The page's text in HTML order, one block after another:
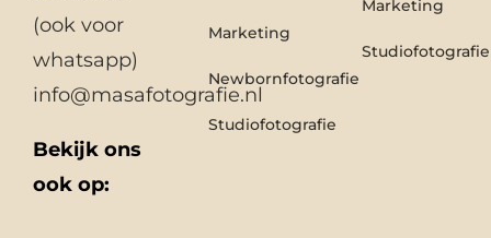
(ook voor
whatsapp)
info@masafotografie.nl
Bekijk ons
ook op:
Marketing
Newbornfotografie
Studiofotografie
Marketing
Studiofotografie